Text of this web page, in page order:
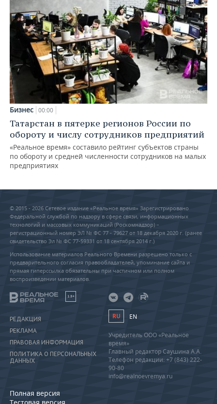
Бизнес 00:00
Татарстан в пятерке регионов России по
обороту и числу сотрудников предприятий
«Реальное время» составило рейтинг субъектов страны
по обороту и средней численности сотрудников на малых
предприятиях
© 2015 - 2026 Сетевое издание «Реальное время» Зарегистрировано
Федеральной службой по надзору в сфере связи, информационных
технологий и массовых коммуникаций (Роскомнадзор) –
регистрационный номер ЭЛ № ФС 77 - 79627 от 18 декабря 2020 г. (ранее
свидетельство Эл № ФС 77-59331 от 18 сентября 2014 г.)
Использование материалов Реального Времени разрешено только с
предварительного согласия правообладателей, упоминание сайта и
прямая гиперссылка обязательны при частичном или полном
воспроизведении материалов.
18+
РЕДАКЦИЯ
РЕКЛАМА
ПРАВОВАЯ ИНФОРМАЦИЯ
ПОЛИТИКА О ПЕРСОНАЛЬНЫХ
ДАННЫХ
Полная версия
RU EN
Учредитель ООО «Реальное
время»
Главный редактор Саушина А.А.
Телефон редакции: +7 (843) 222-
90-80
info@realnoevremya.ru